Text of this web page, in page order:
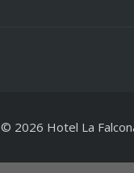
© 2026 Hotel La